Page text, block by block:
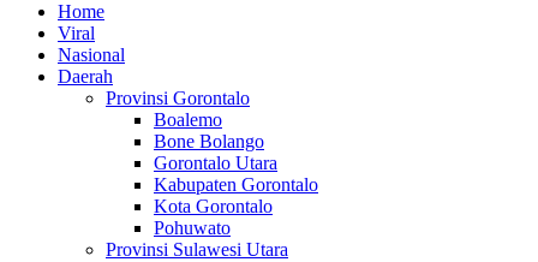
Home
Viral
Nasional
Daerah
Provinsi Gorontalo
Boalemo
Bone Bolango
Gorontalo Utara
Kabupaten Gorontalo
Kota Gorontalo
Pohuwato
Provinsi Sulawesi Utara